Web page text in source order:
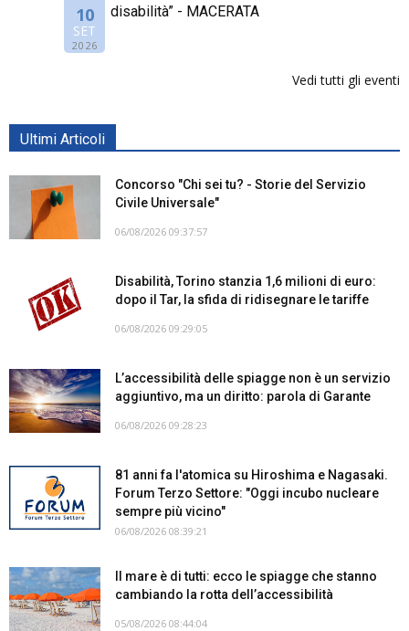
10
SET
2026
disabilità” - MACERATA
Vedi tutti gli eventi
Ultimi Articoli
Concorso "Chi sei tu? - Storie del Servizio
Civile Universale"
06/08/2026 09:37:57
Disabilità, Torino stanzia 1,6 milioni di euro:
dopo il Tar, la sfida di ridisegnare le tariffe
06/08/2026 09:29:05
L’accessibilità delle spiagge non è un servizio
aggiuntivo, ma un diritto: parola di Garante
06/08/2026 09:28:23
81 anni fa l'atomica su Hiroshima e Nagasaki.
Forum Terzo Settore: "Oggi incubo nucleare
sempre più vicino"
06/08/2026 08:39:21
Il mare è di tutti: ecco le spiagge che stanno
cambiando la rotta dell’accessibilità
05/08/2026 08:44:04